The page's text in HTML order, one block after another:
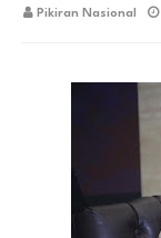
Pikiran Nasional